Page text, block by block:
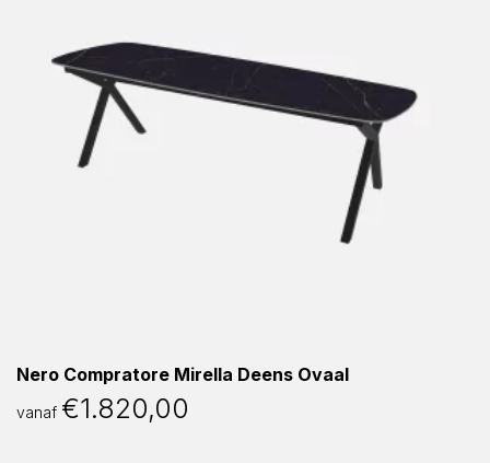
Nero Compratore Mirella Deens Ovaal
vanaf €1.820,00